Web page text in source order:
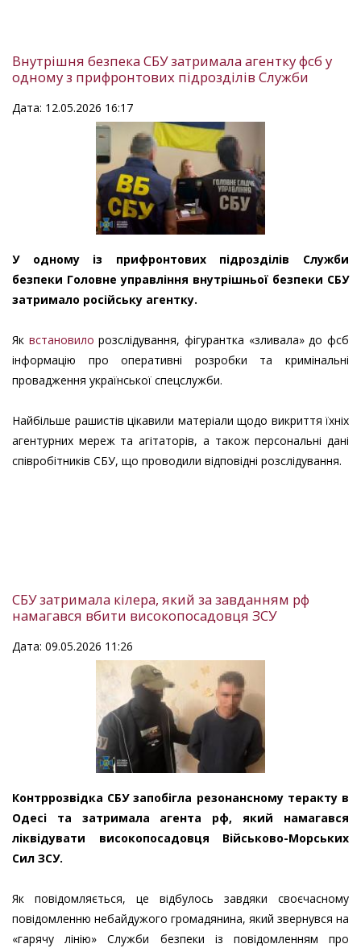
Внутрішня безпека СБУ затримала агентку фсб у
одному з прифронтових підрозділів Служби
Дата: 12.05.2026 16:17
У одному із прифронтових підрозділів Служби
безпеки Головне управління внутрішньої безпеки СБУ
затримало російську агентку.
Як встановило розслідування, фігурантка «зливала» до фсб
інформацію про оперативні розробки та кримінальні
провадження української спецслужби.
Найбільше рашистів цікавили матеріали щодо викриття їхніх
агентурних мереж та агітаторів, а також персональні дані
співробітників СБУ, що проводили відповідні розслідування.
СБУ затримала кілера, який за завданням рф
намагався вбити високопосадовця ЗСУ
Дата: 09.05.2026 11:26
Контррозвідка СБУ запобігла резонансному теракту в
Одесі та затримала агента рф, який намагався
ліквідувати високопосадовця Військово-Морських
Сил ЗСУ.
Як повідомляється, це відбулось завдяки своєчасному
повідомленню небайдужого громадянина, який звернувся на
«гарячу лінію» Служби безпеки із повідомленням про